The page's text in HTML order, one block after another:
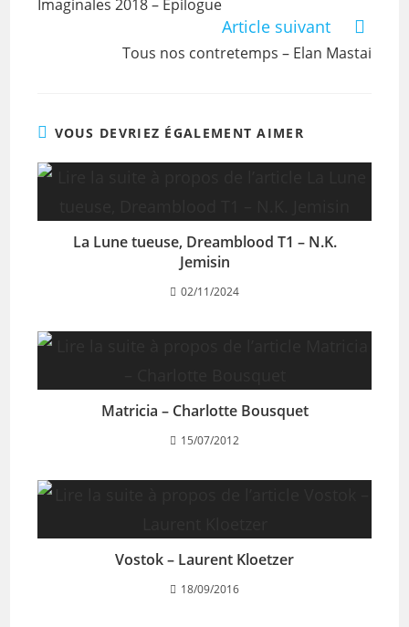
Imaginales 2018 – Épilogue
Article suivant
Tous nos contretemps – Elan Mastai
VOUS DEVRIEZ ÉGALEMENT AIMER
La Lune tueuse, Dreamblood T1 – N.K.
Jemisin
02/11/2024
Matricia – Charlotte Bousquet
15/07/2012
Vostok – Laurent Kloetzer
18/09/2016